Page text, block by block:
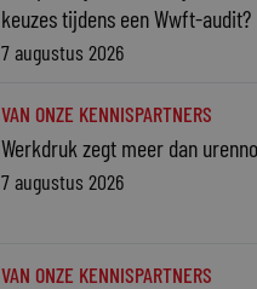
keuzes tijdens een Wwft-audit?
7 augustus 2026
VAN ONZE KENNISPARTNERS
Werkdruk zegt meer dan
7 augustus 2026
VAN ONZE KENNISPARTNERS